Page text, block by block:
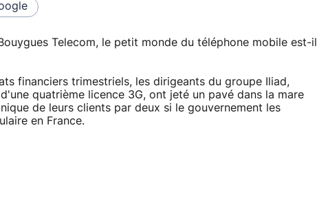
Telecom, le petit monde du téléphone mobile est-il
financiers trimestriels, les dirigeants du groupe Iliad,
quatrième licence 3G, ont jeté un pavé dans la mare
de leurs clients par deux si le gouvernement les
en France.